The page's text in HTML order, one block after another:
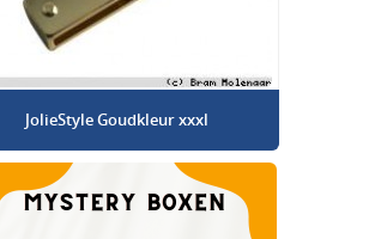
JolieStyle Goudkleur xxxl